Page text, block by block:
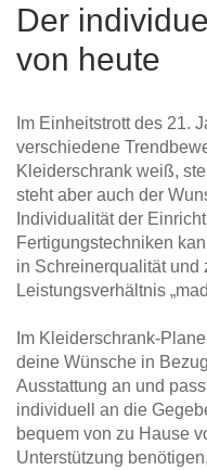
Der
von heute
Im Einheitstrott des 21.
verschiedene
Kleiderschrank weiß,
steht aber auch der
Individualität der
Fertigungstechniken
in Schreinerqualität und
Leistungsverhältnis
Im Kleiderschrank-
deine Wünsche in
Ausstattung an und
individuell an die
bequem von zu Hause
Unterstützung